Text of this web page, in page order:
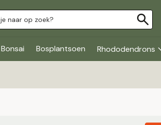
Bonsai Bosplantsoen Rhododendrons